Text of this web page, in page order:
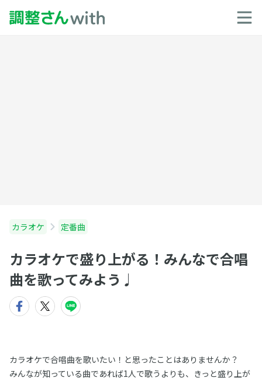
カラオケ 定番曲
カラオケで盛り上がる！みんなで合唱
曲を歌ってみよう♩
カラオケで合唱曲を歌いたい！と思ったことはありませんか？
みんなが知っている曲であれば1人で歌うよりも、きっと盛り上が